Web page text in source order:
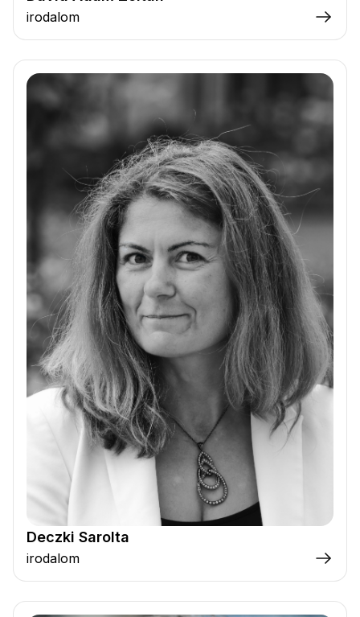
irodalom
Deczki Sarolta
irodalom